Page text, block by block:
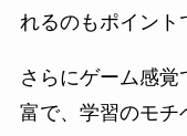
れるのもポイント
さらにゲーム感
富で、学習のモチ